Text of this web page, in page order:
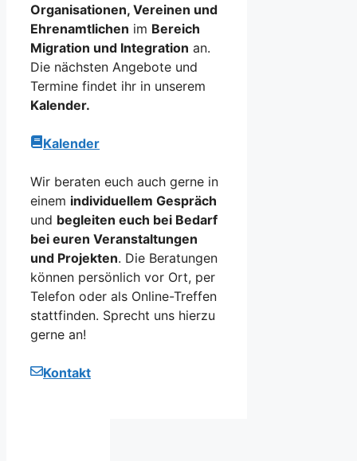
Organisationen, Vereinen und
Ehrenamtlichen im Bereich
Migration und Integration an.
Die nächsten Angebote und
Termine findet ihr in unserem
Kalender.
Kalender
Wir beraten euch auch gerne in
einem individuellem Gespräch
und begleiten euch bei Bedarf
bei euren Veranstaltungen
und Projekten. Die Beratungen
können persönlich vor Ort, per
Telefon oder als Online-Treffen
stattfinden. Sprecht uns hierzu
gerne an!
Kontakt